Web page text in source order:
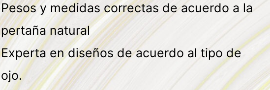
Pesos y medidas correctas de acuerdo a la
pertaña natural
Experta en diseños de acuerdo al tipo de
ojo.